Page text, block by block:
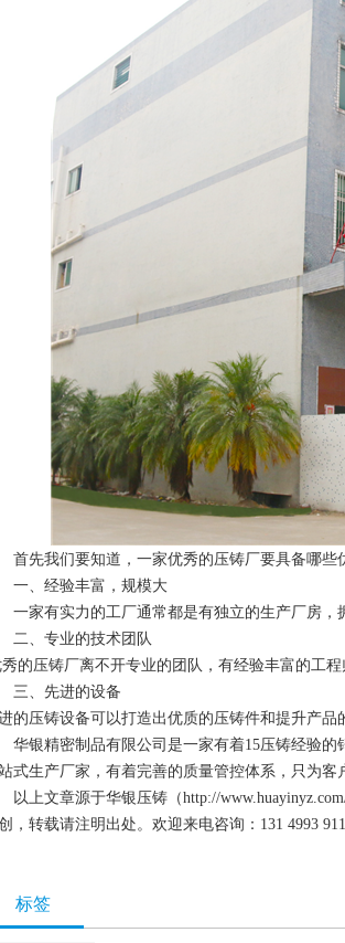
首先我们要知道，一家优秀的压铸厂要具备哪些
一、经验丰富，规模大
一家有实力的工厂通常都是有独立的生产厂房，
二、专业的技术团队
的压铸厂离不开专业的团队，有经验丰富的工
三、先进的设备
的压铸设备可以打造出优质的压铸件和提升产品
华银精密制品有限公司是一家有着15压铸经验的
式生产厂家，有着完善的质量管控体系，只为
以上文章源于华银压铸（http://
，转载请注明出处。欢迎来电咨询：131 4993
标签